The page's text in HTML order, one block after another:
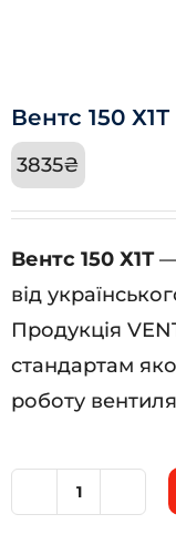
Вентс 150 Х1Т
3835₴
Вентс 150 Х1Т—
від
Продукція
стандартам
роботу